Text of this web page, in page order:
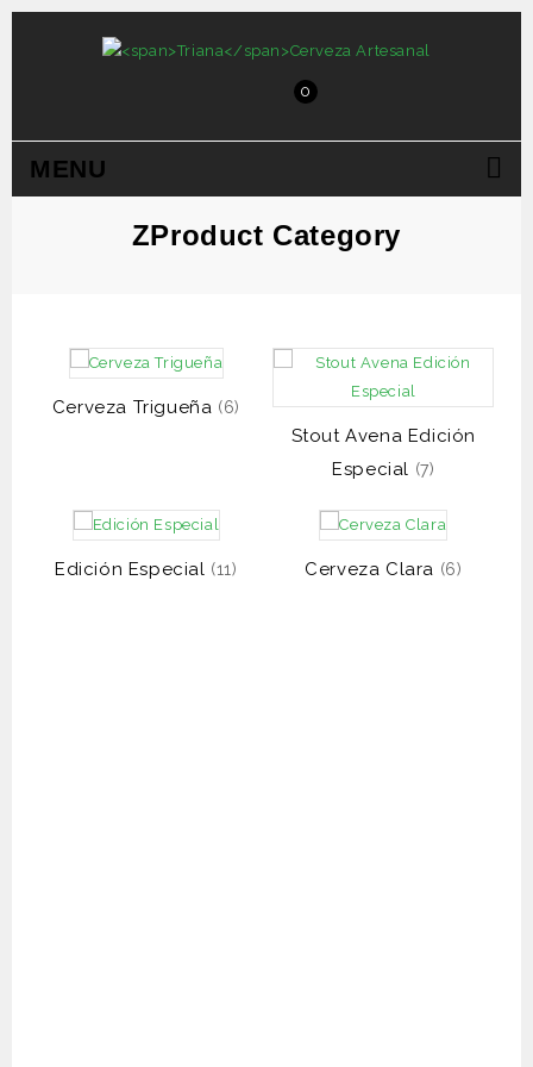
0
MENU
ZProduct Category
Cerveza Trigueña (6)
Stout Avena Edición
Especial (7)
Edición Especial (11) Cerveza Clara (6)